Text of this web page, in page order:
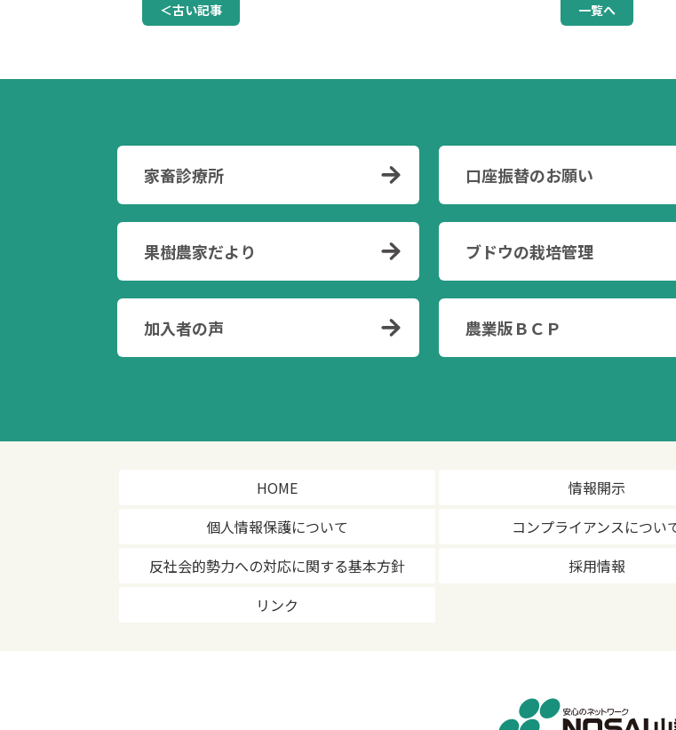
＜古い記事 一覧へ
家畜診療所 口座振替のお願い
果樹農家だより ブドウの栽培管理
加入者の声 農業版ＢＣＰ
HOME 情報開示
個人情報保護について
コンプライアンスについ
反社会的勢力への対応に関する基本方針
採用情報
リンク